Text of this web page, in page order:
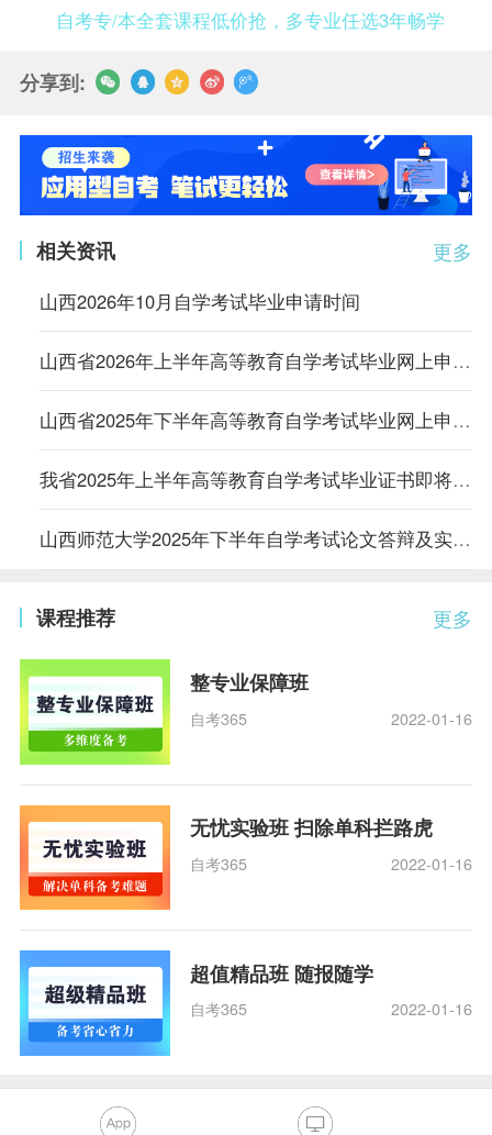
自考专/本全套课程低价抢，多专业任选3年畅学
分享到:
更多
相关资讯
山西2026年10月自学考试毕业申请时间
山西省2026年上半年高等教育自学考试毕业网上申请公告
山西省2025年下半年高等教育自学考试毕业网上申请公告
我省2025年上半年高等教育自学考试毕业证书即将发放
山西师范大学2025年下半年自学考试论文答辩及实践课考核网上确认通知
更多
课程推荐
整专业保障班
自考365 2022-01-16
无忧实验班 扫除单科拦路虎
自考365 2022-01-16
超值精品班 随报随学
自考365 2022-01-16